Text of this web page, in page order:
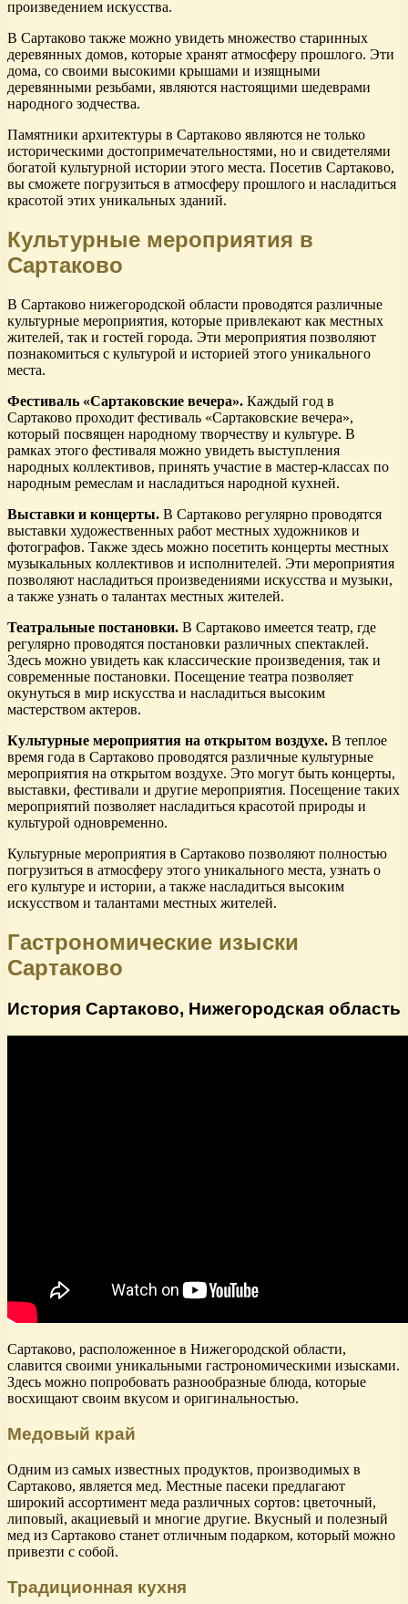
произведением искусства.
В Сартаково также можно увидеть множество старинных
деревянных домов, которые хранят атмосферу прошлого. Эти
дома, со своими высокими крышами и изящными
деревянными резьбами, являются настоящими шедеврами
народного зодчества.
Памятники архитектуры в Сартаково являются не только
историческими достопримечательностями, но и свидетелями
богатой культурной истории этого места. Посетив Сартаково,
вы сможете погрузиться в атмосферу прошлого и насладиться
красотой этих уникальных зданий.
Культурные мероприятия в
Сартаково
В Сартаково нижегородской области проводятся различные
культурные мероприятия, которые привлекают как местных
жителей, так и гостей города. Эти мероприятия позволяют
познакомиться с культурой и историей этого уникального
места.
Фестиваль «Сартаковские вечера». Каждый год в
Сартаково проходит фестиваль «Сартаковские вечера»,
который посвящен народному творчеству и культуре. В
рамках этого фестиваля можно увидеть выступления
народных коллективов, принять участие в мастер-классах по
народным ремеслам и насладиться народной кухней.
Выставки и концерты. В Сартаково регулярно проводятся
выставки художественных работ местных художников и
фотографов. Также здесь можно посетить концерты местных
музыкальных коллективов и исполнителей. Эти мероприятия
позволяют насладиться произведениями искусства и музыки,
а также узнать о талантах местных жителей.
Театральные постановки. В Сартаково имеется театр, где
регулярно проводятся постановки различных спектаклей.
Здесь можно увидеть как классические произведения, так и
современные постановки. Посещение театра позволяет
окунуться в мир искусства и насладиться высоким
мастерством актеров.
Культурные мероприятия на открытом воздухе. В теплое
время года в Сартаково проводятся различные культурные
мероприятия на открытом воздухе. Это могут быть концерты,
выставки, фестивали и другие мероприятия. Посещение таких
мероприятий позволяет насладиться красотой природы и
культурой одновременно.
Культурные мероприятия в Сартаково позволяют полностью
погрузиться в атмосферу этого уникального места, узнать о
его культуре и истории, а также насладиться высоким
искусством и талантами местных жителей.
Гастрономические изыски
Сартаково
История Сартаково, Нижегородская область
Сартаково, расположенное в Нижегородской области,
славится своими уникальными гастрономическими изысками.
Здесь можно попробовать разнообразные блюда, которые
восхищают своим вкусом и оригинальностью.
Медовый край
Одним из самых известных продуктов, производимых в
Сартаково, является мед. Местные пасеки предлагают
широкий ассортимент меда различных сортов: цветочный,
липовый, акациевый и многие другие. Вкусный и полезный
мед из Сартаково станет отличным подарком, который можно
привезти с собой.
Традиционная кухня